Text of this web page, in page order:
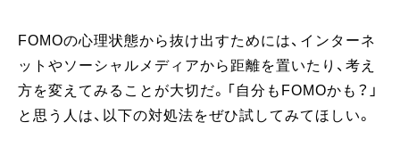
FOMOの心理状態から抜け出すためには、インターネ
ットやソーシャルメディアから距離を置いたり、考え
方を変えてみることが大切だ。「自分もFOMOかも？」
と思う人は、以下の対処法をぜひ試してみてほしい。